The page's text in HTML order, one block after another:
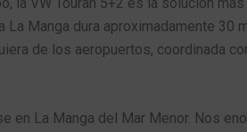
Manga dura aproximadamente
de los aeropuertos, coordinada
en La Manga del Mar Menor. Nos